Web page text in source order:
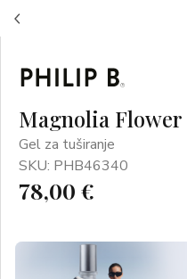
Magnolia Flower
Gel za tuširanje
SKU: PHB46340
78,00 €